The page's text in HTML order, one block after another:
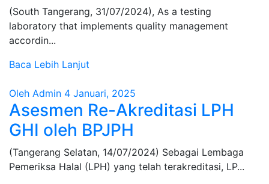
(South Tangerang, 31/07/2024), As a testing
laboratory that implements quality management
accordin...
Baca Lebih Lanjut
Oleh Admin 4 Januari, 2025
Asesmen Re-Akreditasi LPH
GHI oleh BPJPH
(Tangerang Selatan, 14/07/2024) Sebagai Lembaga
Pemeriksa Halal (LPH) yang telah terakreditasi, LP...